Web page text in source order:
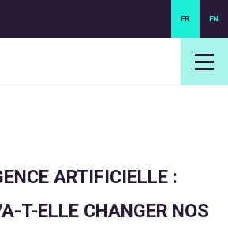
FR EN
ARTIFICIELLE :
T-ELLE CHANGER NOS